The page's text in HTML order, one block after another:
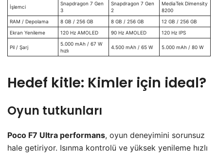
İşlemci
Snapdragon 7 Gen
3
Snapdragon 7 Gen
2
MediaTek Dimensity
8200
RAM / Depolama
8 GB / 256 GB 8 GB / 256 GB
12 GB / 256 GB
Ekran Yenileme
120 Hz AMOLED 90 Hz AMOLED 120 Hz IPS
Pil / Şarj
5.000 mAh / 67 W
hızlı
4.500 mAh / 65 W 5.000 mAh / 80 W
Hedef kitle: Kimler için ideal?
Oyun tutkunları
Poco F7 Ultra performans, oyun deneyimini sorunsuz
hale getiriyor. Isınma kontrolü ve yüksek yenileme hızlı